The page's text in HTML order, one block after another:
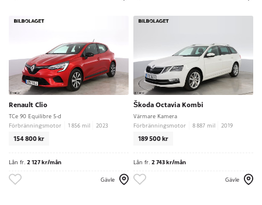
Renault Clio
TCe 90 Equilibre 5-d
Förbränningsmotor
1 856 mil 2023
154 800 kr
Lån fr. 2 127 kr/mån
Gävle
Škoda Octavia Kombi
Värmare Kamera
Förbränningsmotor
8 887 mil 2019
189 500 kr
Lån fr. 2 743 kr/mån
Gävle